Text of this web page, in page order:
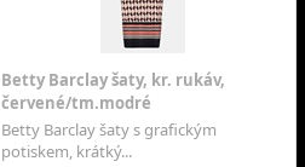
Betty Barclay šaty, kr. rukáv,
červené/tm.modré
Betty Barclay šaty s grafickým
potiskem, krátký...